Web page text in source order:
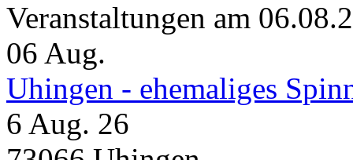
Veranstaltungen am
06 Aug.
Uhingen - ehemaliges
6 Aug. 26